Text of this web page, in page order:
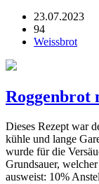
23.07.2023
94
Weissbrot
Roggenbrot
Dieses Rezept war
kühle und lange
wurde für die
Grundsauer,
ausweist: 10%